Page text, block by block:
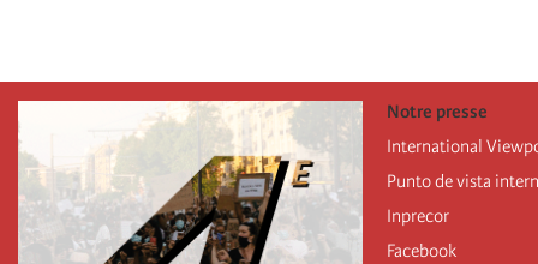
Notre presse
International
Punto de vista
Inprecor
Facebook